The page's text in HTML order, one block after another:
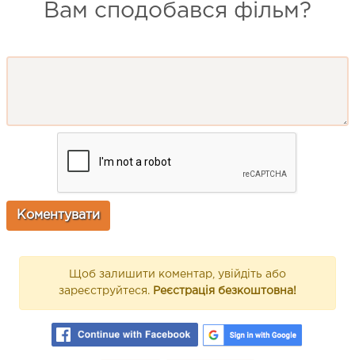
Вам сподобався фільм?
Щоб залишити коментар, увійдіть або
зареєструйтеся. Реєстрація безкоштовна!